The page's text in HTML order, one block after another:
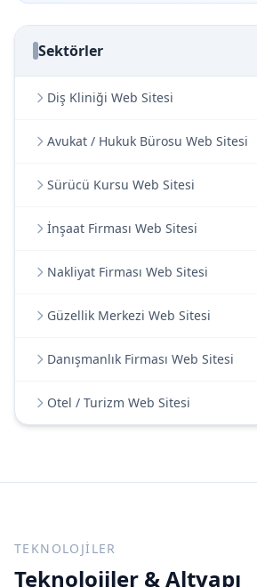
Sektörler
Diş Kliniği Web Sitesi
Avukat / Hukuk Bürosu Web Sitesi
Sürücü Kursu Web Sitesi
İnşaat Firması Web Sitesi
Nakliyat Firması Web Sitesi
Güzellik Merkezi Web Sitesi
Danışmanlık Firması Web Sitesi
Otel / Turizm Web Sitesi
TEKNOLOJILER
Teknolojiler & Altyapı